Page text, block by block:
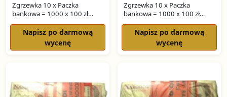
Zgrzewka 10 x Paczka
bankowa = 1000 x 100 zł
WARYŃSKI seria SY
Napisz po darmową
wycenę
Zgrzewka 10 x Paczka
bankowa = 1000 x 100 zł
WARYŃSKI seria SU
Napisz po darmową
wycenę